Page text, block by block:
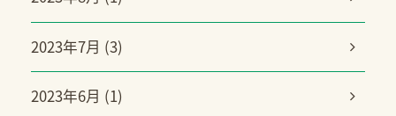
2023年7月 (3)
2023年6月 (1)